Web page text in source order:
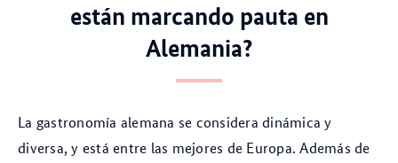
están marcando pauta en
Alemania?
La gastronomía alemana se considera dinámica y
diversa, y está entre las mejores de Europa. Además de